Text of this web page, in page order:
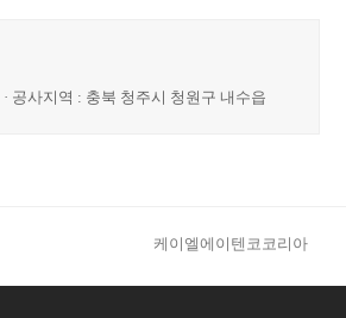
· 공사지역 : 충북 청주시 청원구 내수읍
next
케이엘에이텐코코리아